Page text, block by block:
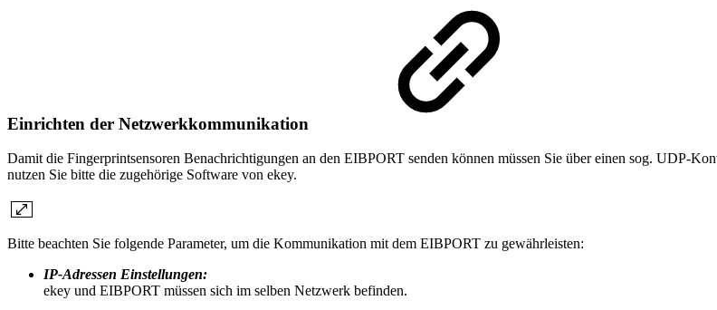
Einrichten der Netzwerkkommunikation
Damit die Fingerprintsensoren Benachrichtigungen an den EIBPORT senden können müssen Sie über einen sog. UDP-
nutzen Sie bitte die zugehörige Software von ekey.
Bitte beachten Sie folgende Parameter, um die Kommunikation mit dem EIBPORT zu gewährleisten:
IP-Adressen Einstellungen:
ekey und EIBPORT müssen sich im selben Netzwerk befinden.